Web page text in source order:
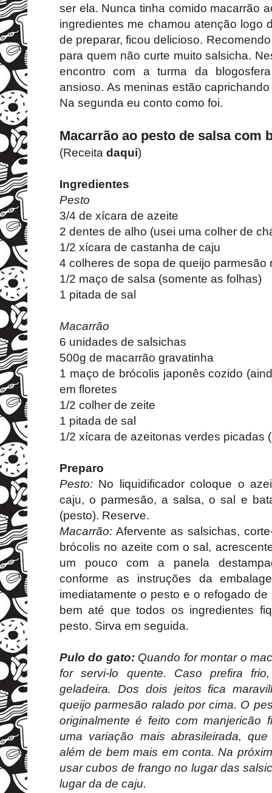
ser ela. Nunca tinha comido macarrão
ingredientes me chamou atenção logo
de preparar, ficou delicioso.
para quem não curte muito salsicha.
encontro com a turma da
ansioso. As meninas estão
Na segunda eu conto como foi.
Macarrão ao pesto de salsa com
(Receita daqui)
Ingredientes
Pesto
3/4 de xícara de azeite
2 dentes de alho (usei uma colher de
1/2 xícara de castanha de caju
4 colheres de sopa de queijo parmesão
1/2 maço de salsa (somente as folhas)
1 pitada de sal
Macarrão
6 unidades de salsichas
500g de macarrão gravatinha
1 maço de brócolis japonês cozido
em floretes
1/2 colher de zeite
1 pitada de sal
1/2 xícara de azeitonas verdes picadas
Preparo
Pesto: No liquidificador coloque o
caju, o parmesão, a salsa, o sal e
(pesto). Reserve.
Macarrão: Afervente as salsichas,
brócolis no azeite com o sal,
um pouco com a panela
conforme as instruções da
imediatamente o pesto e o refogado
bem até que todos os ingredientes
pesto. Sirva em seguida.
Pulo do gato: Quando for montar o
for servi-lo quente. Caso prefira
geladeira. Dos dois jeitos fica
queijo parmesão ralado por cima. O
originalmente é feito com manjericão
uma variação mais abrasileirada,
além de bem mais em conta. Na
usar cubos de frango no lugar das
lugar da de caju.